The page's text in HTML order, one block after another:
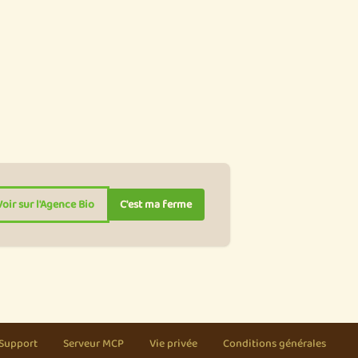
sur l'Agence Bio C'est ma ferme
Serveur MCP Vie privée Conditions générales